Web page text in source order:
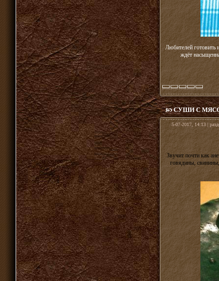
Любителей готовить
ждёт
СУШИ С
5-07-2017, 14:13 |
Звучит почти как
говядины,